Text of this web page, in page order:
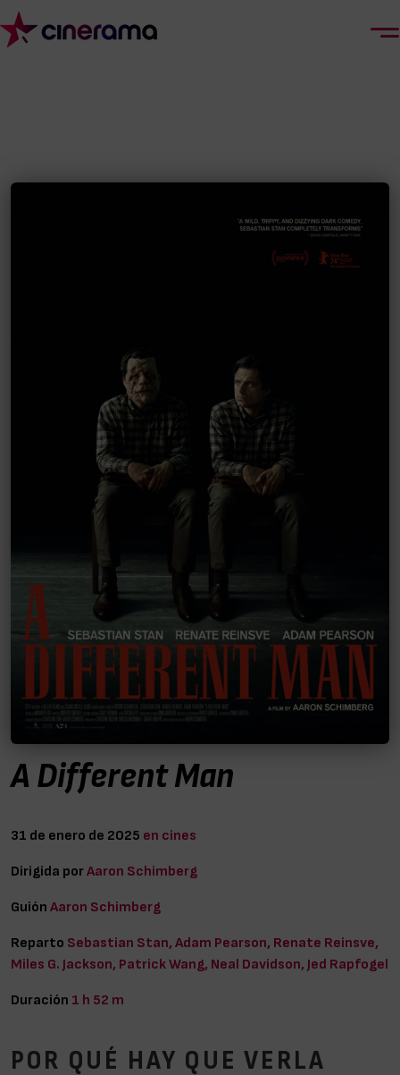
A Different Man
31 de enero de 2025 en cines
Dirigida porAaron Schimberg
Guión Aaron Schimberg
Reparto Sebastian Stan, Adam Pearson, Renate Reinsve,
Miles G. Jackson, Patrick Wang, Neal Davidson, Jed Rapfogel
Duración 1 h 52 m
POR QUÉ HAY QUE VERLA